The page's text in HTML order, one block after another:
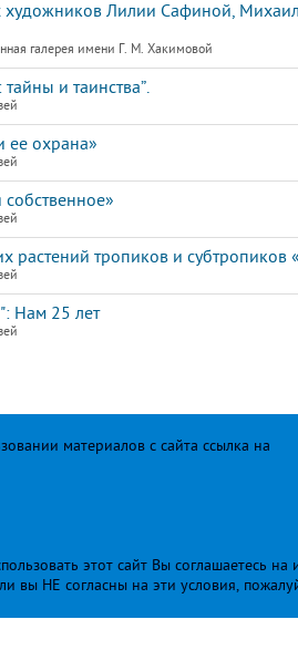
художников Лилии Сафиной,
галерея имени Г. М. Хакимовой
и таинства”.
ее охрана»
растений тропиков и
Нам 25 лет
материалов с сайта ссылка на
этот сайт Вы соглашаетесь
вы НЕ согласны на эти условия,